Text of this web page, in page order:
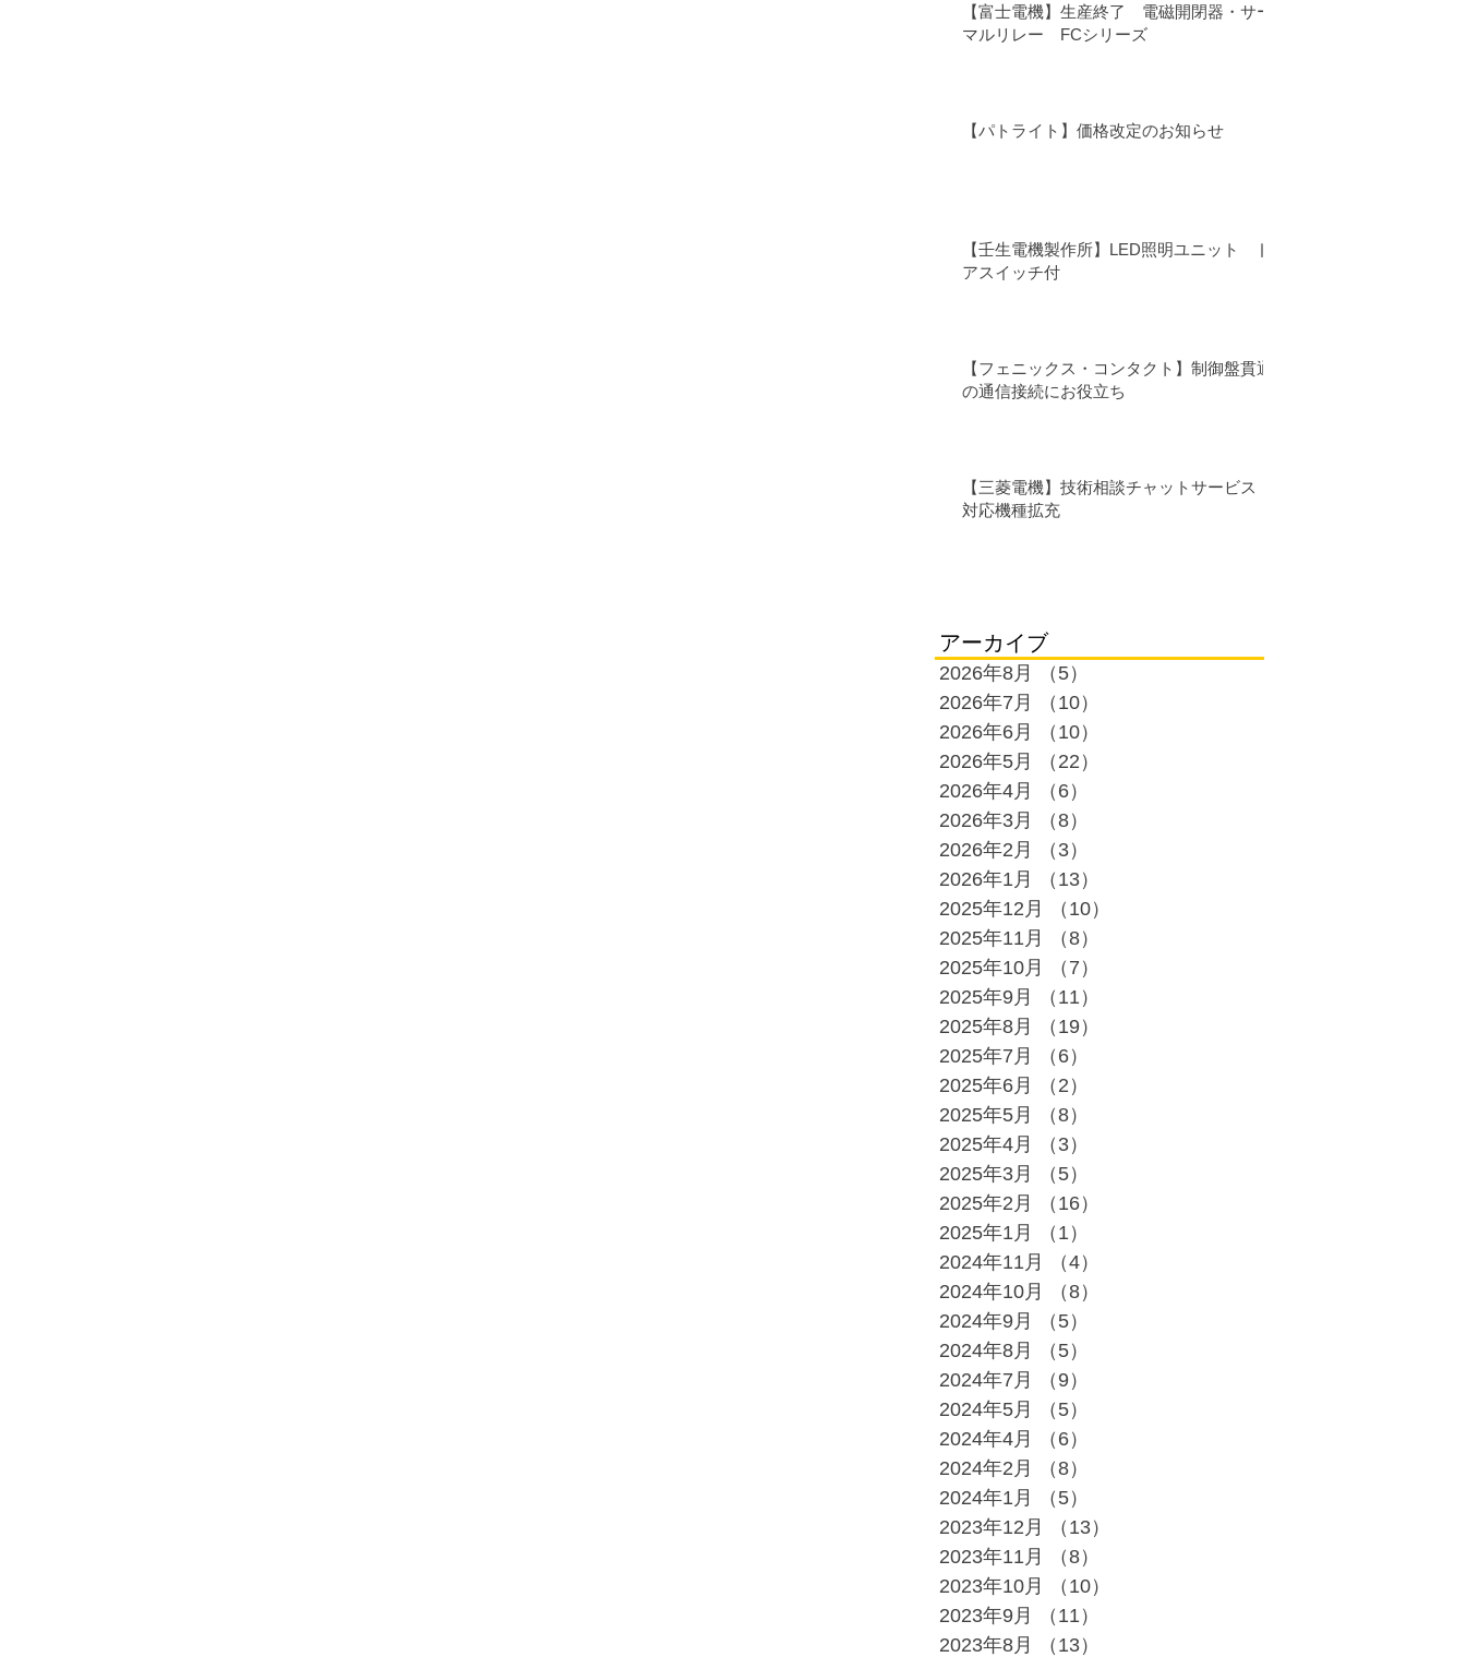
【富士電機】生産終了 電磁開閉器・サー
マルリレー FCシリーズ
【パトライト】価格改定のお知らせ
【壬生電機製作所】LED照明ユニット ド
アスイッチ付
【フェニックス・コンタクト】制御盤貫通
の通信接続にお役立ち
【三菱電機】技術相談チャットサービス
対応機種拡充
アーカイブ
2026年8月 （5）
2026年7月
（10）
2026年6月
（10）
2026年5月
（22）
2026年4月
（6）
2026年3月
（8）
2026年2月
（3）
2026年1月
（13）
2025年12月
（10）
2025年11月
（8）
2025年10月
（7）
2025年9月
（11）
2025年8月
（19）
2025年7月
（6）
2025年6月
（2）
2025年5月
（8）
2025年4月
（3）
2025年3月
（5）
2025年2月
（16）
2025年1月
（1）
2024年11月
（4）
2024年10月
（8）
2024年9月
（5）
2024年8月
（5）
2024年7月
（9）
2024年5月
（5）
2024年4月
（6）
2024年2月
（8）
2024年1月
（5）
2023年12月
（13）
2023年11月
（8）
2023年10月
（10）
2023年9月
（11）
2023年8月
（13）